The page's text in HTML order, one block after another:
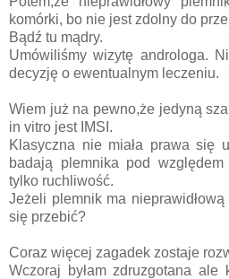
komórki, bo nie jest zdolny do
Bądź tu mądry.
Umówiliśmy wizytę androloga.
decyzję o ewentualnym leczeniu.
Wiem już na pewno,że jedyną
in vitro jest IMSI.
Klasyczna nie miała prawa się
badają plemnika pod względem
tylko ruchliwość.
Jeżeli plemnik ma
się przebić?
Coraz więcej zagadek zostaje
Wczoraj byłam zdruzgotana ale